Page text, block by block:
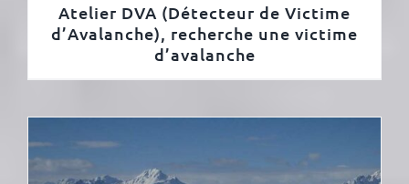
Atelier DVA (Détecteur de Victime
d’Avalanche), recherche une victime
d’avalanche